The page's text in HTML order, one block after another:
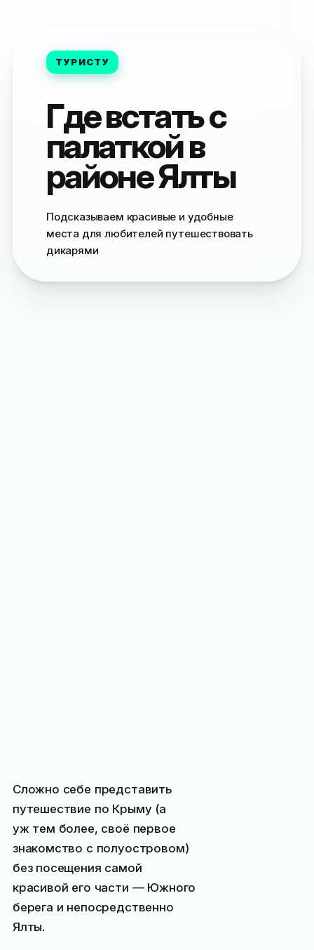
ТУРИСТУ
Где встать с
палаткой в
районе Ялты
Подсказываем красивые и удобные
места для любителей путешествовать
дикарями
Сложно себе представить
путешествие по Крыму (а
уж тем более, своё первое
знакомство с полуостровом)
без посещения самой
красивой его части — Южного
берега и непосредственно
Ялты.